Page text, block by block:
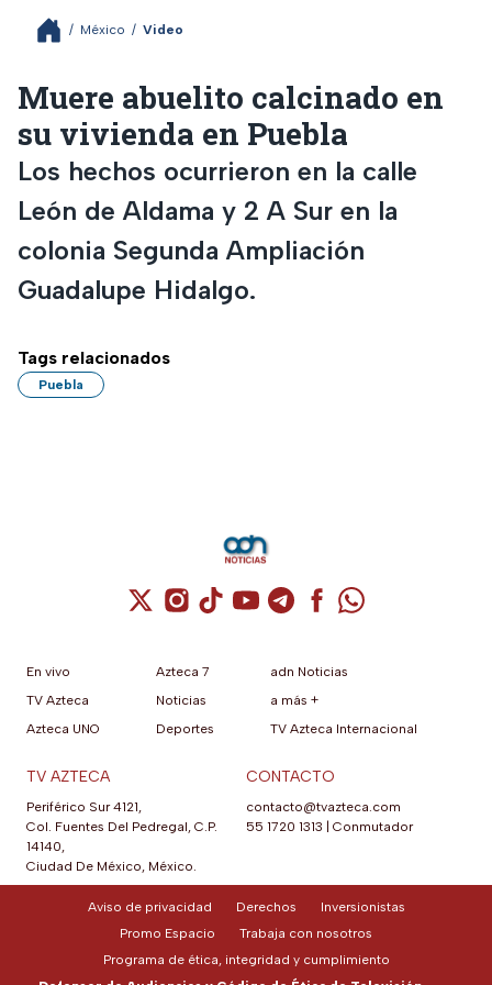
/ México / Video
Muere abuelito calcinado en
su vivienda en Puebla
Los hechos ocurrieron en la calle
León de Aldama y 2 A Sur en la
colonia Segunda Ampliación
Guadalupe Hidalgo.
Tags relacionados
Puebla
Cuenta de X / Twitter (se abre en una
Cuenta de Instagram (se abre en una
Cuenta de TikTok (se abre en
Cuenta de YouTube (se abre
Cuenta de Telegram (se
Cuenta de
Cuenta de
En vivo
TV Azteca
Azteca UNO
Azteca 7
Noticias
Deportes
adn Noticias
a más +
TV Azteca Internacional
TV AZTECA
Periférico Sur 4121,
Col. Fuentes Del Pedregal, C.P.
14140,
Ciudad De México, México.
CONTACTO
contacto@tvazteca.com
55 1720 1313 | Conmutador
Aviso de privacidad Derechos
Inversionistas
Promo Espacio
Trabaja con nosotros
Programa de ética, integridad y cumplimiento